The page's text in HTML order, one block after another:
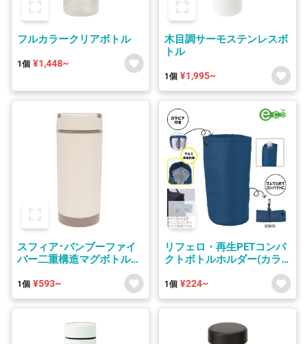
フルカラークリアボトル
1個 ¥1,448~
木目調サーモステンレスボ
トル
1個 ¥1,995~
スフィア･バンブーファイ
バー二重構造マグボトル
1個 ¥593~
リフェロ・再生PETコンパ
クトボトルホルダー(カラ
1個 ¥224~